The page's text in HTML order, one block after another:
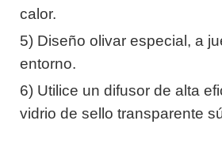
calor.
5) Diseño olivar especial, a
entorno.
6) Utilice un difusor de alta
vidrio de sello transparente